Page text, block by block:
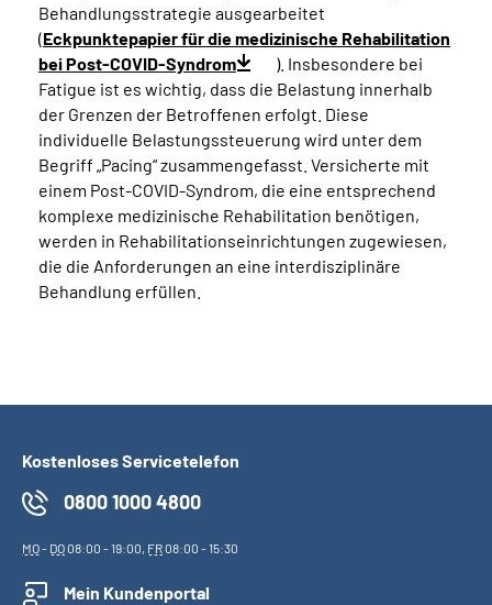
Behandlungsstrategie ausgearbeitet
(Eckpunktepapier für die medizinische Rehabilitation
bei Post-COVID-Syndrom
). Insbesondere bei
Fatigue ist es wichtig, dass die Belastung innerhalb
der Grenzen der Betroffenen erfolgt. Diese
individuelle Belastungssteuerung wird unter dem
Begriff „Pacing“ zusammengefasst. Versicherte mit
einem Post-COVID-Syndrom, die eine entsprechend
komplexe medizinische Rehabilitation benötigen,
werden in Rehabilitationseinrichtungen zugewiesen,
die die Anforderungen an eine interdisziplinäre
Behandlung erfüllen.
Kostenloses Servicetelefon
0800 1000 4800
MO- DO08:00 - 19:00, FR08:00 - 15:30
Mein Kundenportal